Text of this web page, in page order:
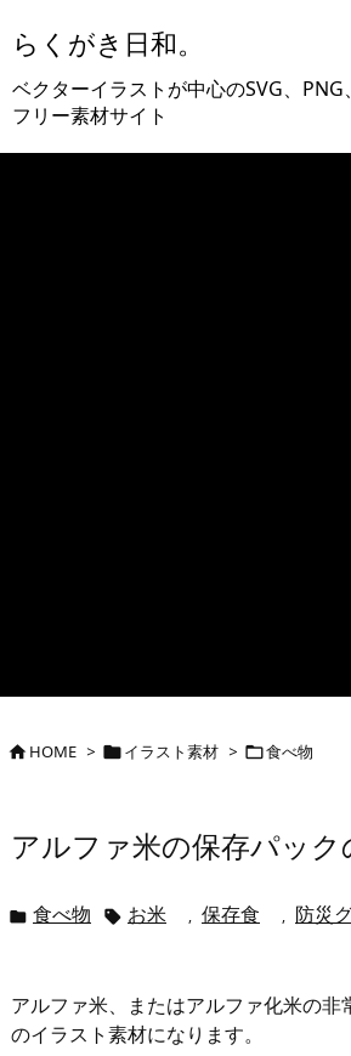
らくがき日和。
ベクターイラストが中心のSVG、
フリー素材サイト
HOME > イラスト素材 > 食べ物
アルファ米の保存パック
 食べ物  お米 , 保存食 , 防災
アルファ米、またはアルファ化米の非
のイラスト素材になります。